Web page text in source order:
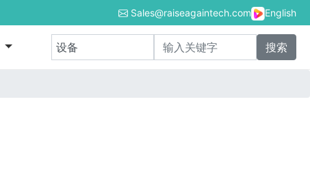
Sales@raiseagaintech.com English